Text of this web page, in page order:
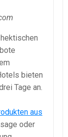
bieten
Tage an.
aus
oder